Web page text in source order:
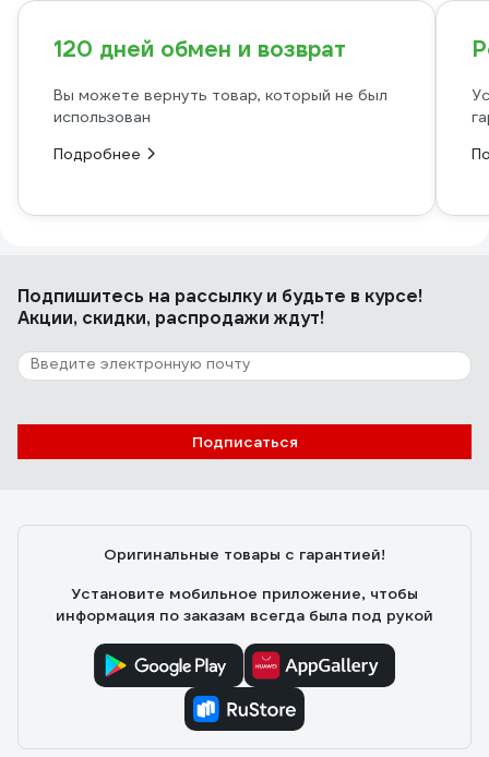
120 дней обмен и возврат
Вы можете вернуть товар, который не был
использован
Подробнее
Подпишитесь на рассылкуи будьте в курсе!
Акции, скидки, распродажи ждут!
Подписаться
Оригинальные товары с гарантией!
Установите мобильное приложение, чтобы
информация по заказам всегда была под рукой